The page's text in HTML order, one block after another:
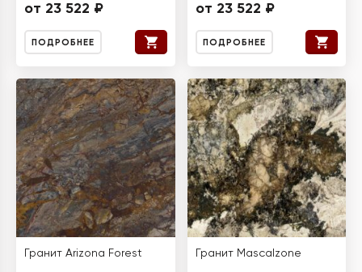
от 23 522 ₽
ПОДРОБНЕЕ
от 23 522 ₽
ПОДРОБНЕЕ
Гранит Arizona Forest Гранит Mascalzone